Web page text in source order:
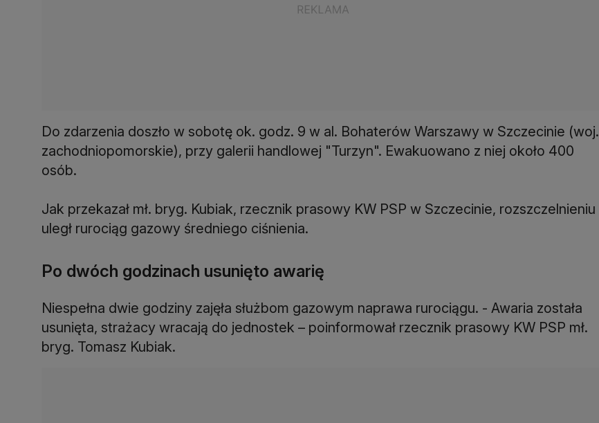
Do zdarzenia doszło w sobotę ok. godz. 9 w al. Bohaterów Warszawy w Szczecinie (woj.
zachodniopomorskie), przy galerii handlowej "Turzyn". Ewakuowano z niej około 400
osób.
Jak przekazał mł. bryg. Kubiak, rzecznik prasowy KW PSP w Szczecinie, rozszczelnieniu
uległ rurociąg gazowy średniego ciśnienia.
Po dwóch godzinach usunięto awarię
Niespełna dwie godziny zajęła służbom gazowym naprawa rurociągu. - Awaria została
usunięta, strażacy wracają do jednostek – poinformował rzecznik prasowy KW PSP mł.
bryg. Tomasz Kubiak.